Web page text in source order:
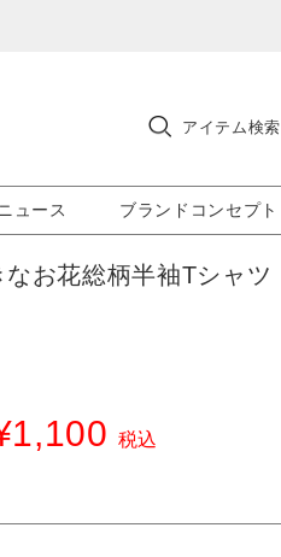
アイテム検索
ュース ブランドコンセプト
なお花総柄半袖Tシャツ
1,100 税込